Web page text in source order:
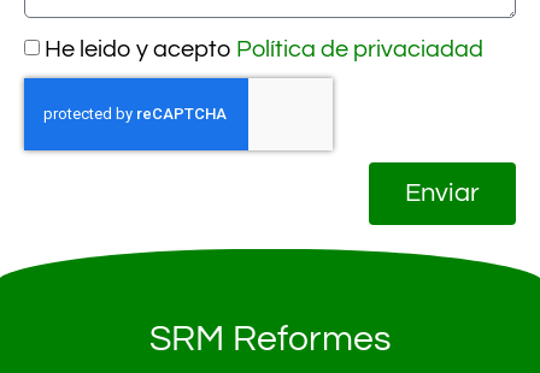
He leido y acepto Política de privaciadad
Enviar
SRM Reformes